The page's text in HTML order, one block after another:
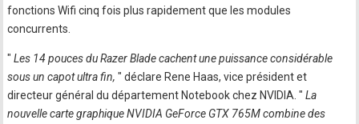
fonctions Wifi cinq fois plus rapidement que les modules
concurrents.
" Les 14 pouces du Razer Blade cachent une puissance considérable
sous un capot ultra fin," déclare Rene Haas, vice président et
directeur général du département Notebook chez NVIDIA. " La
nouvelle carte graphique NVIDIA GeForce GTX 765M combine des